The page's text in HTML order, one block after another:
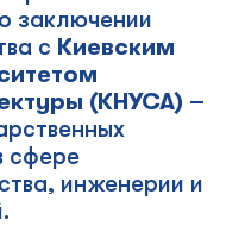
заключении
с Киевским
(КНУСА) –
сфере
инженерии и